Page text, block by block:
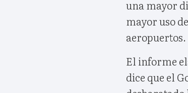
una mayor
mayor uso
aeropuertos.
El informe
dice que el